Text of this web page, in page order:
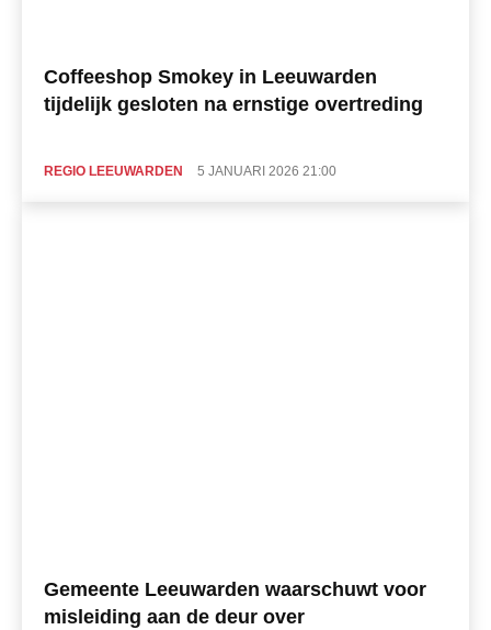
Coffeeshop Smokey in Leeuwarden
tijdelijk gesloten na ernstige overtreding
REGIO LEEUWARDEN 5 JANUARI 2026 21:00
Gemeente Leeuwarden waarschuwt voor
misleiding aan de deur over